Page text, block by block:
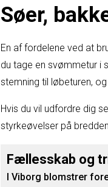
Søer,
En af fordelene ved at
du tage en svømmetur i
stemning til løbeturen,
Hvis du vil udfordre dig
styrkeøvelser på
Fællesskab og
I Viborg blomstrer